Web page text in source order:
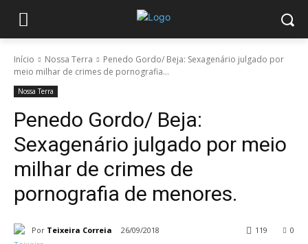
Início Nossa Terra
Penedo Gordo/ Beja: Sexagenário julgado por
meio milhar de crimes de pornografia...
Nossa Terra
Penedo Gordo/ Beja:
Sexagenário julgado por meio
milhar de crimes de
pornografia de menores.
Por Teixeira Correia 26/09/2018 0
119